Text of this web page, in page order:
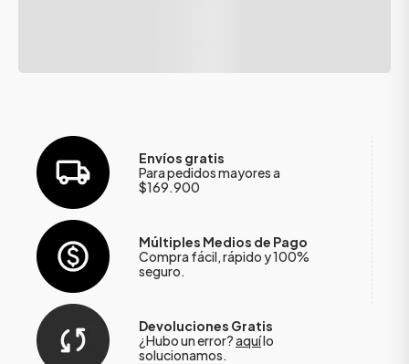
Envíos gratis
Para pedidos mayores a
$169.900
Múltiples Medios de Pago
Compra fácil, rápido y 100%
seguro.
Devoluciones Gratis
¿Hubo un error?aquílo
solucionamos.